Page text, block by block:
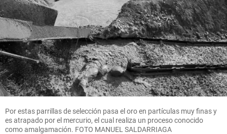
Por estas parrillas de selección pasa el oro en partículas muy finas y
es atrapado por el mercurio, el cual realiza un proceso conocido
como amalgamación. FOTO MANUEL SALDARRIAGA